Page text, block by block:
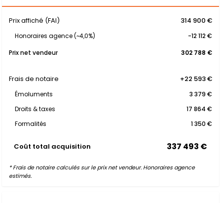
Prix affiché (FAI) 314 900 €
Honoraires agence (~4,0%)
-12 112 €
Prix net vendeur
302 788 €
Frais de notaire +22 593 €
Émoluments
3 379 €
Droits & taxes
17 864 €
Formalités
1 350 €
Coût total acquisition 337 493 €
* Frais de notaire calculés sur le prix net vendeur. Honoraires agence
estimés.